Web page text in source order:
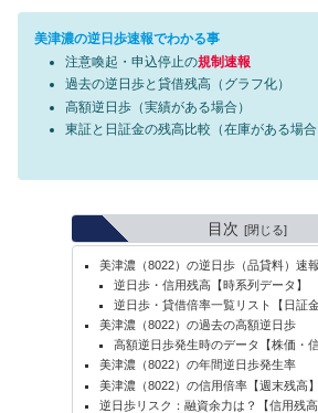
美津濃の逆日歩速報でわかる事
注意喚起・申込停止の規制速報
過去の逆日歩と貸借残高（グラフ化）
高額逆日歩（実績がある場合）
東証と日証金の残高比較（在庫がある場合
目次
美津濃（8022）の逆日歩（品貸料）速報
逆日歩・信用残高【時系列データ】
逆日歩・貸借倍率一覧リスト【日証金
美津濃（8022）の過去の高額逆日歩
高額逆日歩発生時のデータ【株価・
美津濃（8022）の年間逆日歩発生率
美津濃（8022）の信用倍率【週末残高】
逆日歩リスク：融資余力は？【信用残高